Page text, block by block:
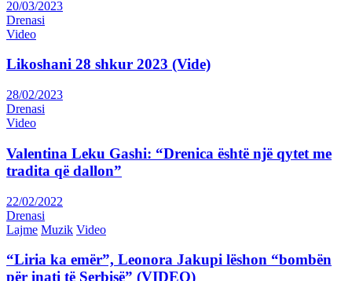
20/03/2023
Drenasi
Video
Likoshani 28 shkur 2023 (Vide)
28/02/2023
Drenasi
Video
Valentina Leku Gashi: “Drenica është një qytet me
tradita që dallon”
22/02/2022
Drenasi
Lajme Muzik Video
“Liria ka emër”, Leonora Jakupi lëshon “bombën
për inati të Serbisë” (VIDEO)